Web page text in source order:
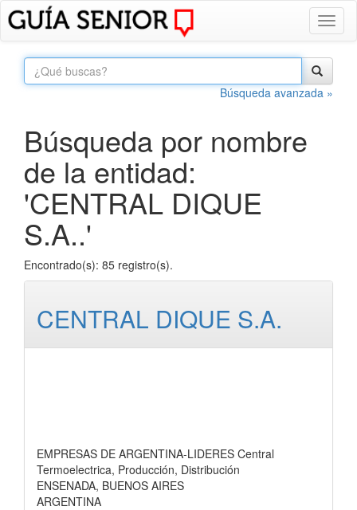
Búsqueda avanzada »
Búsqueda por nombre
de la entidad:
'CENTRAL DIQUE
S.A..'
Encontrado(s): 85 registro(s).
CENTRAL DIQUE S.A.
EMPRESAS DE ARGENTINA-LIDERES Central
Termoelectrica, Producción, Distribución
ENSENADA, BUENOS AIRES
ARGENTINA